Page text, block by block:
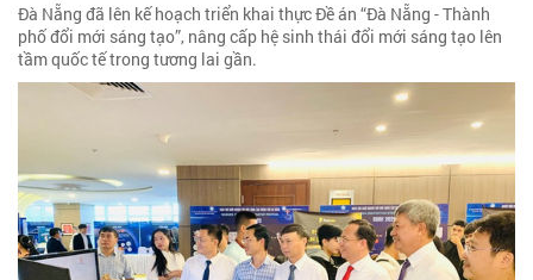
Đà Nẵng đã lên kế hoạch triển khai thực Đề án “Đà Nẵng - Thành
phố đổi mới sáng tạo”, nâng cấp hệ sinh thái đổi mới sáng tạo lên
tầm quốc tế trong tương lai gần.